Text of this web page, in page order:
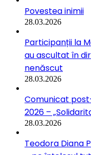
Povestea inimii
28.03.2026
Participanții la
au ascultat în
nenăscut
28.03.2026
Comunicat
2026 –
28.03.2026
Teodora Diana